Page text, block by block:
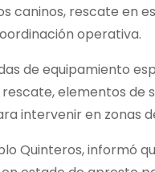
caninos, rescate en
operativa.
de equipamiento
elementos de
intervenir en zonas
Quinteros, informó